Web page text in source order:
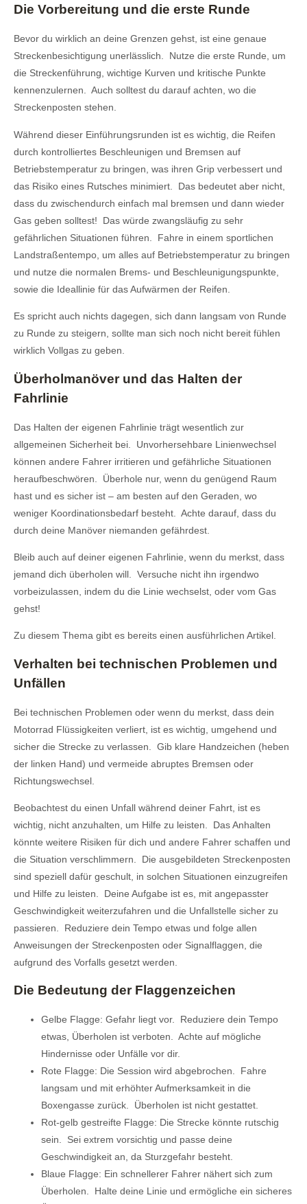
Die Vorbereitung und die erste Runde
Bevor du wirklich an deine Grenzen gehst, ist eine genaue
Streckenbesichtigung unerlässlich. Nutze die erste Runde, um
die Streckenführung, wichtige Kurven und kritische Punkte
kennenzulernen. Auch solltest du darauf achten, wo die
Streckenposten stehen.
Während dieser Einführungsrunden ist es wichtig, die Reifen
durch kontrolliertes Beschleunigen und Bremsen auf
Betriebstemperatur zu bringen, was ihren Grip verbessert und
das Risiko eines Rutsches minimiert. Das bedeutet aber nicht,
dass du zwischendurch einfach mal bremsen und dann wieder
Gas geben solltest! Das würde zwangsläufig zu sehr
gefährlichen Situationen führen. Fahre in einem sportlichen
Landstraßentempo, um alles auf Betriebstemperatur zu bringen
und nutze die normalen Brems- und Beschleunigungspunkte,
sowie die Ideallinie für das Aufwärmen der Reifen.
Es spricht auch nichts dagegen, sich dann langsam von Runde
zu Runde zu steigern, sollte man sich noch nicht bereit fühlen
wirklich Vollgas zu geben.
Überholmanöver und das Halten der
Fahrlinie
Das Halten der eigenen Fahrlinie trägt wesentlich zur
allgemeinen Sicherheit bei. Unvorhersehbare Linienwechsel
können andere Fahrer irritieren und gefährliche Situationen
heraufbeschwören. Überhole nur, wenn du genügend Raum
hast und es sicher ist – am besten auf den Geraden, wo
weniger Koordinationsbedarf besteht. Achte darauf, dass du
durch deine Manöver niemanden gefährdest.
Bleib auch auf deiner eigenen Fahrlinie, wenn du merkst, dass
jemand dich überholen will. Versuche nicht ihn irgendwo
vorbeizulassen, indem du die Linie wechselst, oder vom Gas
gehst!
Zu diesem Thema gibt es bereits einen ausführlichen Artikel.
Verhalten bei technischen Problemen und
Unfällen
Bei technischen Problemen oder wenn du merkst, dass dein
Motorrad Flüssigkeiten verliert, ist es wichtig, umgehend und
sicher die Strecke zu verlassen. Gib klare Handzeichen (heben
der linken Hand) und vermeide abruptes Bremsen oder
Richtungswechsel.
Beobachtest du einen Unfall während deiner Fahrt, ist es
wichtig, nicht anzuhalten, um Hilfe zu leisten. Das Anhalten
könnte weitere Risiken für dich und andere Fahrer schaffen und
die Situation verschlimmern. Die ausgebildeten Streckenposten
sind speziell dafür geschult, in solchen Situationen einzugreifen
und Hilfe zu leisten. Deine Aufgabe ist es, mit angepasster
Geschwindigkeit weiterzufahren und die Unfallstelle sicher zu
passieren. Reduziere dein Tempo etwas und folge allen
Anweisungen der Streckenposten oder Signalflaggen, die
aufgrund des Vorfalls gesetzt werden.
Die Bedeutung der Flaggenzeichen
Gelbe Flagge: Gefahr liegt vor. Reduziere dein Tempo
etwas, Überholen ist verboten. Achte auf mögliche
Hindernisse oder Unfälle vor dir.
Rote Flagge: Die Session wird abgebrochen. Fahre
langsam und mit erhöhter Aufmerksamkeit in die
Boxengasse zurück. Überholen ist nicht gestattet.
Rot-gelb gestreifte Flagge: Die Strecke könnte rutschig
sein. Sei extrem vorsichtig und passe deine
Geschwindigkeit an, da Sturzgefahr besteht.
Blaue Flagge: Ein schnellerer Fahrer nähert sich zum
Überholen. Halte deine Linie und ermögliche ein sicheres